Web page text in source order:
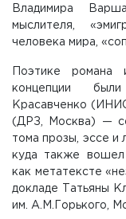
Владимира
мыслителя,
человека мира,
Поэтике романа
концепции
Красавченко
(ДРЗ, Москва) —
тома прозы, эссе и
куда также вошел
как метатексте
докладе Татьяны
им. А.М.Горького,